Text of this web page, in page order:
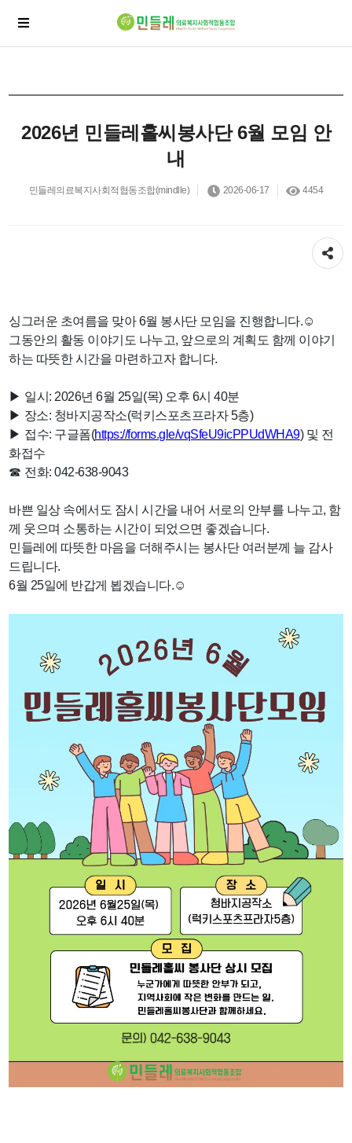
2026년 민들레홀씨봉사단 6월 모임 안
내
민들레의료복지사회적협동조합(mindlle) 2026-06-17 4454
공유하기
싱그러운 초여름을 맞아 6월 봉사단 모임을 진행합니다.☺
그동안의 활동 이야기도 나누고, 앞으로의 계획도 함께 이야기
하는 따뜻한 시간을 마련하고자 합니다.
▶ 일시: 2026년 6월 25일(목) 오후 6시 40분
▶ 장소: 청바지공작소(럭키스포츠프라자 5층)
▶ 접수: 구글폼(https://forms.gle/vqSfeU9icPPUdWHA9) 및 전
화접수
☎ 전화: 042-638-9043
바쁜 일상 속에서도 잠시 시간을 내어 서로의 안부를 나누고, 함
께 웃으며 소통하는 시간이 되었으면 좋겠습니다.
민들레에 따뜻한 마음을 더해주시는 봉사단 여러분께 늘 감사
드립니다.
6월 25일에 반갑게 뵙겠습니다.☺